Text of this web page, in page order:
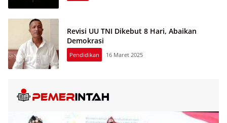
Revisi UU TNI Dikebut 8 Hari, Abaikan
Demokrasi
Pendidikan 16 Maret 2025